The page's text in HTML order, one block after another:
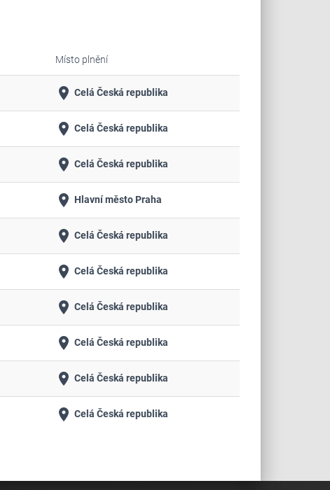
Místo plnění
place Celá Česká republika
place Celá Česká republika
place Celá Česká republika
place Hlavní město Praha
place Celá Česká republika
place Celá Česká republika
place Celá Česká republika
place Celá Česká republika
place Celá Česká republika
place Celá Česká republika